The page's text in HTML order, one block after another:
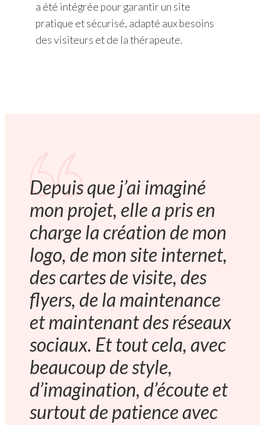
a été intégrée pour garantir un site
pratique et sécurisé, adapté aux besoins
des visiteurs et de la thérapeute.
Depuis que j’ai imaginé
mon projet, elle a pris en
charge la création de mon
logo, de mon site internet,
des cartes de visite, des
flyers, de la maintenance
et maintenant des réseaux
sociaux. Et tout cela, avec
beaucoup de style,
d’imagination, d’écoute et
surtout de patience avec